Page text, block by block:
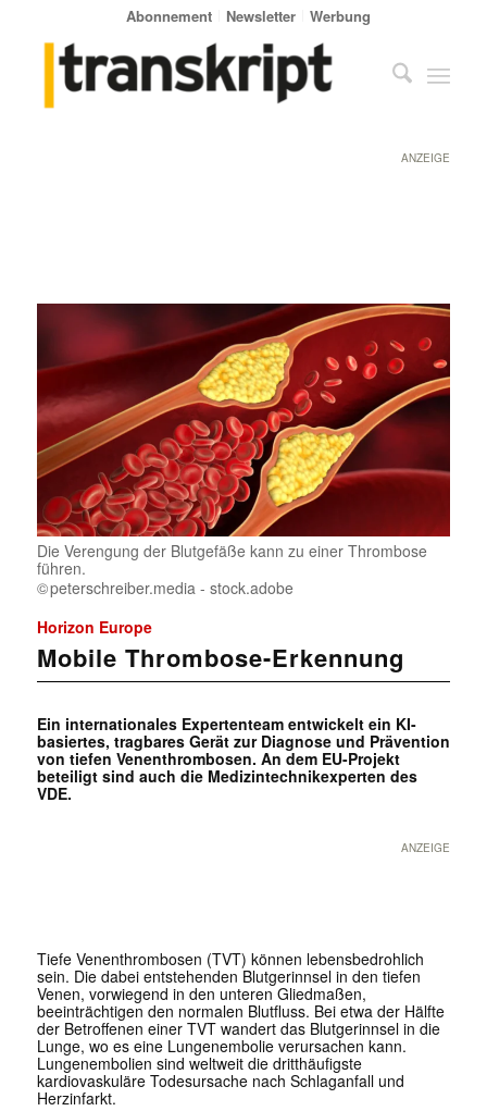
Abonnement Newsletter Werbung
ANZEIGE
Die Verengung der Blutgefäße kann zu einer Thrombose
führen.
peterschreiber.media - stock.adobe
Horizon Europe
Mobile Thrombose-Erkennung
Ein internationales Expertenteam entwickelt ein KI-
basiertes, tragbares Gerät zur Diagnose und Prävention
von tiefen Venenthrombosen. An dem EU-Projekt
beteiligt sind auch die Medizintechnikexperten des
VDE.
ANZEIGE
Tiefe Venenthrombosen (TVT) können lebensbedrohlich
sein. Die dabei entstehenden Blutgerinnsel in den tiefen
Venen, vorwiegend in den unteren Gliedmaßen,
beeinträchtigen den normalen Blutfluss. Bei etwa der Hälfte
der Betroffenen einer TVT wandert das Blutgerinnsel in die
Lunge, wo es eine Lungenembolie verursachen kann.
Lungenembolien sind weltweit die dritthäufigste
kardiovaskuläre Todesursache nach Schlaganfall und
Herzinfarkt.